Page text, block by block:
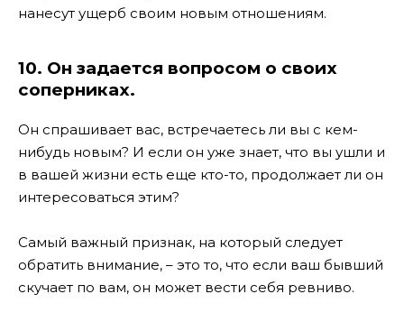
нанесут ущерб своим новым отношениям.
10. Он задается вопросом о своих
соперниках.
Он спрашивает вас, встречаетесь ли вы с кем-
нибудь новым? И если он уже знает, что вы ушли и
в вашей жизни есть еще кто-то, продолжает ли он
интересоваться этим?
Самый важный признак, на который следует
обратить внимание, – это то, что если ваш бывший
скучает по вам, он может вести себя ревниво.